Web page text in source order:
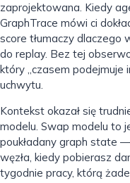
zaprojektowana. Kiedy
GraphTrace mówi ci
score tłumaczy dlaczego
do replay. Bez tej
który „czasem podejmuje
uchwytu.
Kontekst okazał się
modelu. Swap modelu to
poukładany graph state
węzła, kiedy pobierasz
tygodnie pracy, którą